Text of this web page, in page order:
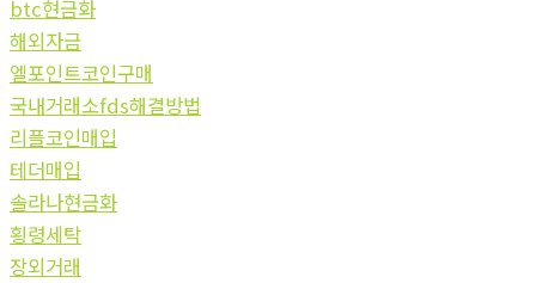
btc현금화
해외자금
엘포인트코인구매
국내거래소fds해결방법
리플코인매입
테더매입
솔라나현금화
횡령세탁
장외거래